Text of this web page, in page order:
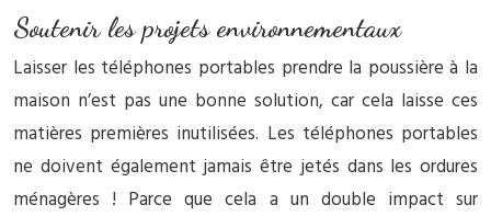
Soutenir les projets environnementaux
Laisser les téléphones portables prendre la poussière à la
maison n’est pas une bonne solution, car cela laisse ces
matières premières inutilisées. Les téléphones portables
ne doivent également jamais être jetés dans les ordures
ménagères ! Parce que cela a un double impact sur